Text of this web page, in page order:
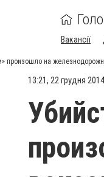
Вакансії
произошло на
13:21, 22 грудня